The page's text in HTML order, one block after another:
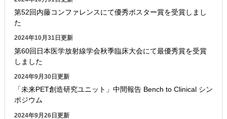
第52回内藤コンファレンスにて優秀ポスター賞を受賞しまし
た
2024年10月31日更新
第60回日本医学放射線学会秋季臨床大会にて最優秀賞を受賞
しました
2024年9月30日更新
「未来PET創造研究ユニット」中間報告 Bench to Clinical シン
ポジウム
2024年9月26日更新